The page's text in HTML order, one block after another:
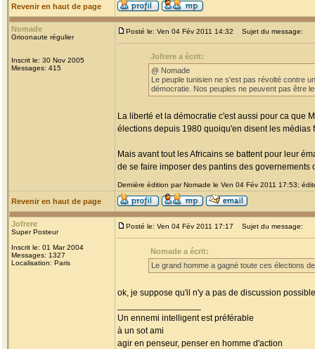
Revenir en haut de page
Nomade
Grioonaute régulier
Inscrit le: 30 Nov 2005
Messages: 415
Posté le: Ven 04 Fév 2011 14:32 Sujet du message:
Jofrere a écrit:
@ Nomade
Le peuple tunisien ne s'est pas révolté contre
démocratie. Nos peuples ne peuvent pas être
La liberté et la démocratie c'est aussi pour ca que
élections depuis 1980 quoiqu'en disent les médias
Mais avant tout les Africains se battent pour leur
de se faire imposer des pantins des governements
Dernière édition par Nomade le Ven 04 Fév 2011 17:53;
Revenir en haut de page
Jofrere
Super Posteur
Inscrit le: 01 Mar 2004
Messages: 1327
Localisation: Paris
Posté le: Ven 04 Fév 2011 17:17 Sujet du message:
Nomade a écrit:
Le grand homme a gagné toute ces élections
ok, je suppose qu'il n'y a pas de discussion
Un ennemi intelligent est préférable
à un sot ami
agir en penseur, penser en homme d'action